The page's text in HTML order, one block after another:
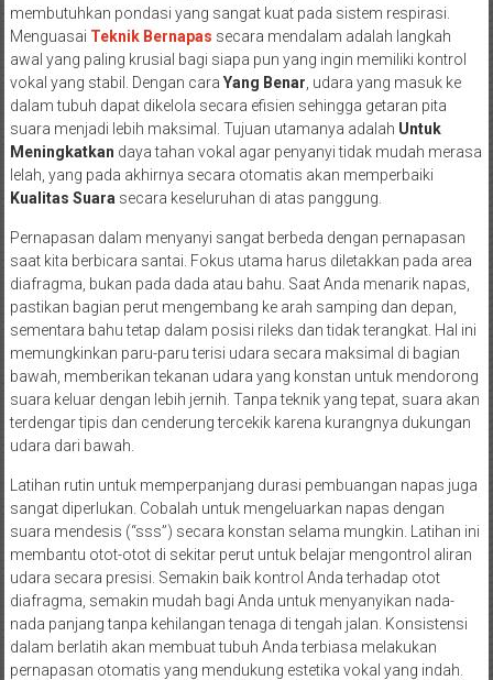
membutuhkan pondasi yang sangat kuat pada sistem respirasi.
Menguasai Teknik Bernapas secara mendalam adalah langkah
awal yang paling krusial bagi siapa pun yang ingin memiliki kontrol
vokal yang stabil. Dengan cara Yang Benar , udara yang masuk ke
dalam tubuh dapat dikelola secara efisien sehingga getaran pita
suara menjadi lebih maksimal. Tujuan utamanya adalah Untuk
Meningkatkan daya tahan vokal agar penyanyi tidak mudah merasa
lelah, yang pada akhirnya secara otomatis akan memperbaiki
Kualitas Suara secara keseluruhan di atas panggung.
Pernapasan dalam menyanyi sangat berbeda dengan pernapasan
saat kita berbicara santai. Fokus utama harus diletakkan pada area
diafragma, bukan pada dada atau bahu. Saat Anda menarik napas,
pastikan bagian perut mengembang ke arah samping dan depan,
sementara bahu tetap dalam posisi rileks dan tidak terangkat. Hal ini
memungkinkan paru-paru terisi udara secara maksimal di bagian
bawah, memberikan tekanan udara yang konstan untuk mendorong
suara keluar dengan lebih jernih. Tanpa teknik yang tepat, suara akan
terdengar tipis dan cenderung tercekik karena kurangnya dukungan
udara dari bawah.
Latihan rutin untuk memperpanjang durasi pembuangan napas juga
sangat diperlukan. Cobalah untuk mengeluarkan napas dengan
suara mendesis (“sss”) secara konstan selama mungkin. Latihan ini
membantu otot-otot di sekitar perut untuk belajar mengontrol aliran
udara secara presisi. Semakin baik kontrol Anda terhadap otot
diafragma, semakin mudah bagi Anda untuk menyanyikan nada-
nada panjang tanpa kehilangan tenaga di tengah jalan. Konsistensi
dalam berlatih akan membuat tubuh Anda terbiasa melakukan
pernapasan otomatis yang mendukung estetika vokal yang indah.